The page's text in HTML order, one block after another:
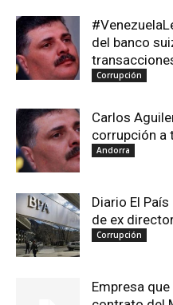
del banco
Corrupción
Carlos
corrupción a
Andorra
Diario El
de ex
Corrupción
Empresa